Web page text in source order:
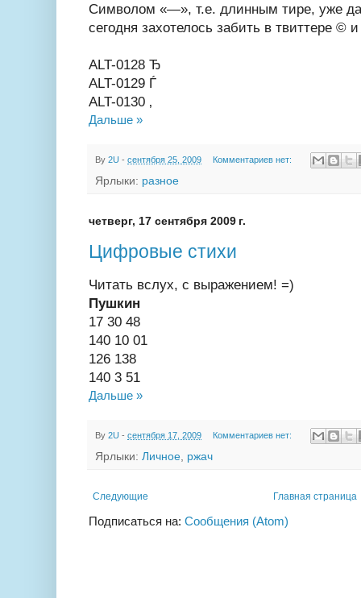
Символом «—», т.е. длинным тире, уже
сегодня захотелось забить в твиттере ©
ALT-0128 Ђ
ALT-0129 Ѓ
ALT-0130 ‚
Дальше »
By 2U - сентября 25, 2009 Комментариев нет:
Ярлыки: разное
четверг, 17 сентября 2009 г.
Цифровые стихи
Читать вслух, с выражением! =)
Пушкин
17 30 48
140 10 01
126 138
140 3 51
Дальше »
By 2U - сентября 17, 2009 Комментариев нет:
Ярлыки: Личное, ржач
Следующие Главная страница
Подписаться на: Сообщения (Atom)